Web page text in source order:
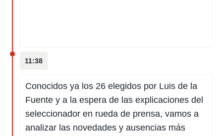
11:38
Conocidos ya los 26 elegidos por Luis de la
Fuente y a la espera de las explicaciones del
seleccionador en rueda de prensa, vamos a
analizar las novedades y ausencias más